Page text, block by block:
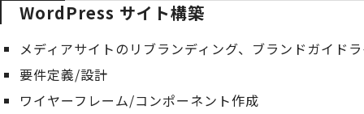
WordPress サイト構築
メディアサイトのリブランディング、ブランドガイド
要件定義/設計
ワイヤーフレーム/コンポーネント作成